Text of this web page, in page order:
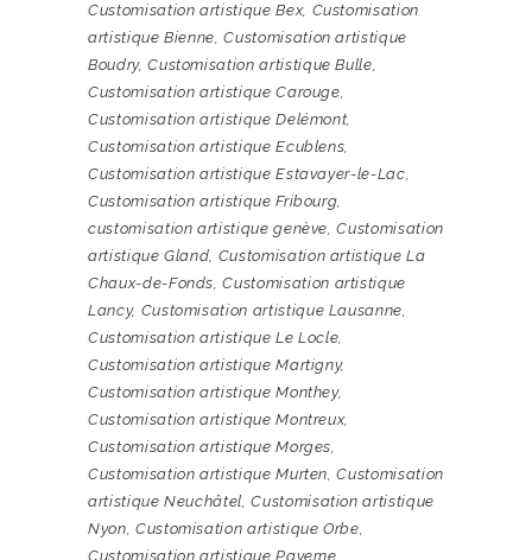
Customisation artistique Bex, Customisation
artistique Bienne,Customisation artistique
Boudry,Customisation artistique Bulle,
Customisation artistique Carouge,
Customisation artistique Delémont,
Customisation artistique Ecublens,
Customisation artistique Estavayer-le-Lac,
Customisation artistique Fribourg,
customisation artistique genève,Customisation
artistique Gland, Customisation artistique La
Chaux-de-Fonds,Customisation artistique
Lancy, Customisation artistique Lausanne,
Customisation artistique Le Locle,
Customisation artistique Martigny,
Customisation artistique Monthey,
Customisation artistique Montreux,
Customisation artistique Morges,
Customisation artistique Murten,Customisation
artistique Neuchâtel,Customisation artistique
Nyon, Customisation artistique Orbe,
Customisation artistique Payerne,